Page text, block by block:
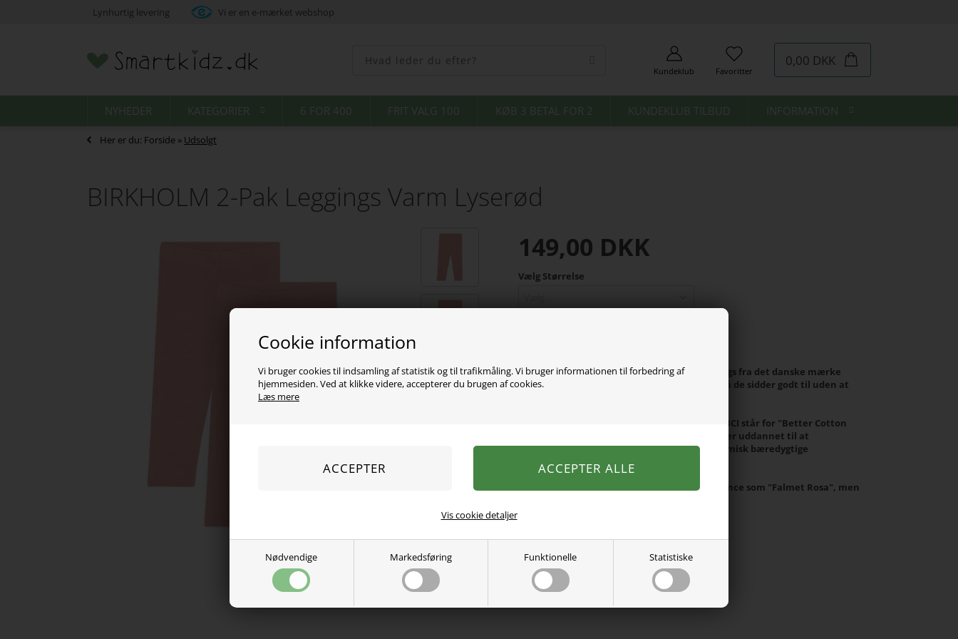
Cookie information
Vi bruger cookies til indsamling af statistik og til trafikmåling. Vi bruger informationen til forbedring af
hjemmesiden. Ved at klikke videre, accepterer du brugen af cookies.
Læs mere
Nødvendige Markedsføring Funktionelle Statistiske
Vis cookie detaljer
Lynhurtig levering Vi er en e-mærket webshop
Kundeklub Favoritter
0,00 DKK
NYHEDER KATEGORIER 6 FOR 400 FRIT VALG 100 KØB 3 BETAL FOR 2 KUNDEKLUB TILBUD INFORMATION
Her er du: Forside » Udsolgt
BIRKHOLM 2-Pak Leggings Varm Lyserød
149,00 DKK
Vælg Størrelse
I denne pakke får du 2 par skønne rosa leggings fra det danske mærke
Birkholm. De er lavet med masser af stræk, så de sidder godt til uden at
Begge par er lavet i dejligt blødt BCI bomuld. BCI står for "Better Cotton
Initiative", og BCI-licenserede landmænd bliver uddannet til at
implementere miljøvenlige, sociale og økonomisk bæredygtige
produktionspraksisser.
BEMÆRK: Dette er ikke den samme farvenuance som "Falmet Rosa", men
Vaskes ved 40 grader.
Se mere fra
Varenummer: